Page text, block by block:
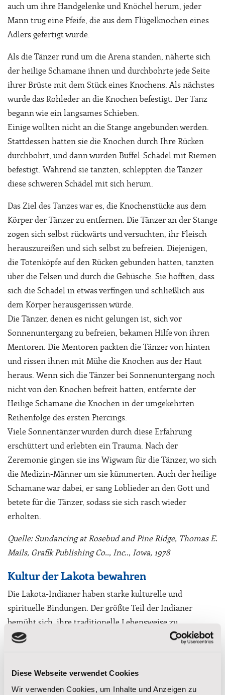
Diese Webseite verwendet Cookies
Wir verwenden Cookies, um Inhalte und Anzeigen zu
auch um ihre Handgelenke und Knöchel herum, jeder
Mann trug eine Pfeife, die aus dem Flügelknochen eines
Adlers gefertigt wurde.
Als die Tänzer rund um die Arena standen, näherte sich
der heilige Schamane ihnen und durchbohrte jede Seite
ihrer Brüste mit dem Stück eines Knochens. Als nächstes
wurde das Rohleder an die Knochen befestigt. Der Tanz
begann wie ein langsames Schieben.
Einige wollten nicht an die Stange angebunden werden.
Stattdessen hatten sie die Knochen durch Ihre Rücken
durchbohrt, und dann wurden Büffel-Schädel mit Riemen
befestigt. Während sie tanzten, schleppten die Tänzer
diese schweren Schädel mit sich herum.
Das Ziel des Tanzes war es, die Knochenstücke aus dem
Körper der Tänzer zu entfernen. Die Tänzer an der Stange
zogen sich selbst rückwärts und versuchten, ihr Fleisch
herauszureißen und sich selbst zu befreien. Diejenigen,
die Totenköpfe auf den Rücken gebunden hatten, tanzten
über die Felsen und durch die Gebüsche. Sie hofften, dass
sich die Schädel in etwas verfingen und schließlich aus
dem Körper herausgerissen würde.
Die Tänzer, denen es nicht gelungen ist, sich vor
Sonnenuntergang zu befreien, bekamen Hilfe von ihren
Mentoren. Die Mentoren packten die Tänzer von hinten
und rissen ihnen mit Mühe die Knochen aus der Haut
heraus. Wenn sich die Tänzer bei Sonnenuntergang noch
nicht von den Knochen befreit hatten, entfernte der
Heilige Schamane die Knochen in der umgekehrten
Reihenfolge des ersten Piercings.
Viele Sonnentänzer wurden durch diese Erfahrung
erschüttert und erlebten ein Trauma. Nach der
Zeremonie gingen sie ins Wigwam für die Tänzer, wo sich
die Medizin-Männer um sie kümmerten. Auch der heilige
Schamane war dabei, er sang Loblieder an den Gott und
betete für die Tänzer, sodass sie sich rasch wieder
erholten.
Quelle: Sundancing at Rosebud and Pine Ridge, Thomas E.
Mails, Grafik Publishing Co.., Inc.., Iowa, 1978
Kultur der Lakota bewahren
Die Lakota-Indianer haben starke kulturelle und
spirituelle Bindungen. Der größte Teil der Indianer
bemüht sich, ihre traditionelle Lebensweise zu
bewahren. Eltern unterrichten ihre Kinder von klein auf
Die Kultur der Lakota-(Sioux) zu bewahren und zu teilen,
gehört zum zentralen Teil unserer Mission in der St.